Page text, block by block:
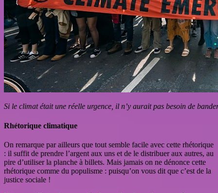
Si le climat était une réelle urgence, il n’y aurait pas besoin de
Rhétorique climatique
On remarque par ailleurs que tout semble facile avec cette rhétorique
: il suffit de prendre l’argent aux uns et de le distribuer aux autres, au
pire d’utiliser la planche à billets. Mais jamais on ne dénonce cette
rhétorique comme du populisme : puisqu’on vous dit que c’est de la
justice sociale !